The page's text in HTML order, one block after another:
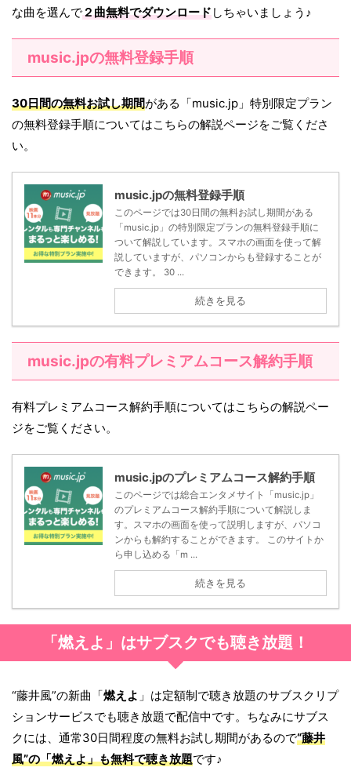
な曲を選んで２曲無料でダウンロードしちゃいましょう♪
music.jpの無料登録手順
30日間の無料お試し期間がある「music.jp」特別限定プラン
の無料登録手順についてはこちらの解説ページをご覧くださ
い。
music.jpの無料登録手順
このページでは30日間の無料お試し期間がある
「music.jp」の特別限定プランの無料登録手順に
ついて解説しています。スマホの画面を使って解
説していますが、パソコンからも登録することが
できます。 30 ...
続きを見る
music.jpの有料プレミアムコース解約手順
有料プレミアムコース解約手順についてはこちらの解説ペー
ジをご覧ください。
music.jpのプレミアムコース解約手順
このページでは総合エンタメサイト「music.jp」
のプレミアムコース解約手順について解説しま
す。スマホの画面を使って説明しますが、パソコ
ンからも解約することができます。 このサイトか
ら申し込める「m ...
続きを見る
「燃えよ」はサブスクでも聴き放題！
“藤井風”の新曲「燃えよ 」は定額制で聴き放題のサブスクリプ
ションサービスでも聴き放題で配信中です。ちなみにサブス
クには、通常30日間程度の無料お試し期間があるので“藤井
風”の「燃えよ」も無料で聴き放題です♪